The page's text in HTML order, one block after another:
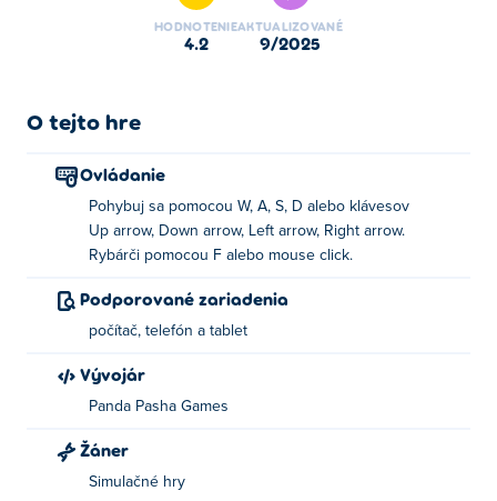
Preskúmajte nové vody, kúpte si lepšie lode a zvýšte
svoje zručnosti, keď odomknete nové vzrušujúce miesta.
Ako hrať Fishing World?
Ryba: F alebo ľavé tlačidlo
Kto vytvoril Fishing World?
Fishing World vytvorila spoločnosť Panda Pasha Games.
Fishing World môžete hrať zadarmo na Poki.
Môžem hrať Fishing World na mobilných
HODNOTENIE
4.2
AKTUALIZOVANÉ
9/2025
O tejto hre
Ovládanie
Pohybuj sa pomocou W, A, S, D alebo klávesov
Up arrow, Down arrow, Left arrow, Right arrow.
Rybárči pomocou F alebo mouse click.
Podporované zariadenia
počítač, telefón a tablet
Vývojár
Panda Pasha Games
Žáner
Simulačné hry